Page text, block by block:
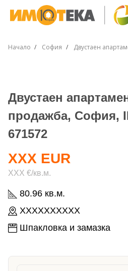
Начало София Двустаен
Двустаен
продажба, София,
671572
80.96 кв.м.
XXXXXXXXXX
Шпакловка и замазка
XXX EUR
XXX €/кв.м.